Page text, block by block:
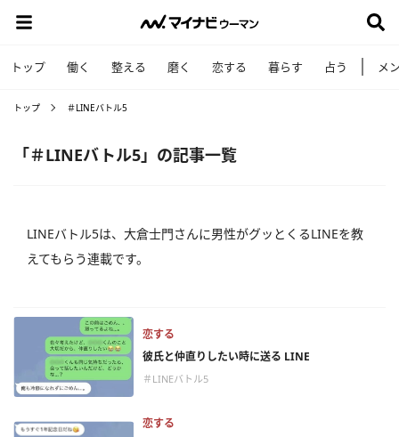
トップ 働く 整える 磨く 恋する 暮らす 占う メ
トップ ＃LINEバトル5
「＃LINEバトル5」の記事一覧
LINEバトル5は、大倉士門さんに男性がグッとくるLINEを教
えてもらう連載です。
恋する
彼氏と仲直りしたい時に送る LINE
＃LINEバトル5
恋する